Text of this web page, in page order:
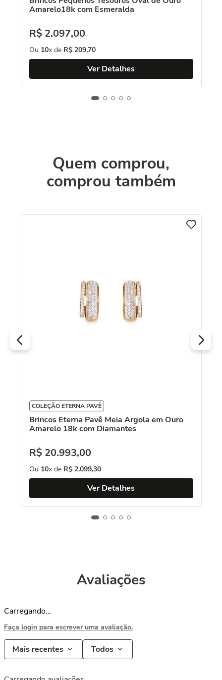
Amarelo18k com Esmeralda
R$ 2.097,00
Ou 10x de R$ 209,70
Ver Detalhes
Quem comprou,
comprou também
COLEÇÃO ETERNA PAVÊ
Brincos Eterna Pavê Meia Argola em Ouro
Amarelo 18k com Diamantes
R$ 20.993,00
Ou 10x de R$ 2.099,30
Ver Detalhes
Avaliações
Carregando…
Faça login para escrever uma avaliação.
Mais recentes Todos